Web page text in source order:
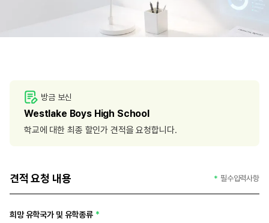
방금 보신
Westlake Boys High School
학교에 대한 최종 할인가 견적을 요청합니다.
견적 요청 내용 필수입력사항
희망 유학국가 및 유학종류